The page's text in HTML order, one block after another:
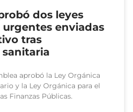
dos leyes
enviadas
tras
aprobó la Ley Orgánica
y la Ley Orgánica para el
Finanzas Públicas.